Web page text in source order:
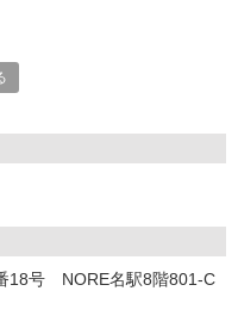
電話でご連絡します。
面接・事務所面接と選べま
18号 NORE名駅8階801-C